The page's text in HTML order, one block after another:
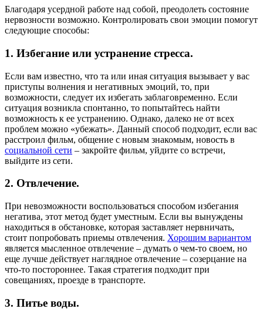
Благодаря усердной работе над собой, преодолеть состояние
нервозности возможно. Контролировать свои эмоции помогут
следующие способы:
1. Избегание или устранение стресса.
Если вам известно, что та или иная ситуация вызывает у вас
приступы волнения и негативных эмоций, то, при
возможности, следует их избегать заблаговременно. Если
ситуация возникла спонтанно, то попытайтесь найти
возможность к ее устранению. Однако, далеко не от всех
проблем можно «убежать». Данный способ подходит, если вас
расстроил фильм, общение с новым знакомым, новость в
социальной сети – закройте фильм, уйдите со встречи,
выйдите из сети.
2. Отвлечение.
При невозможности воспользоваться способом избегания
негатива, этот метод будет уместным. Если вы вынуждены
находиться в обстановке, которая заставляет нервничать,
стоит попробовать приемы отвлечения. Хорошим вариантом
является мысленное отвлечение – думать о чем-то своем, но
еще лучше действует наглядное отвлечение – созерцание на
что-то постороннее. Такая стратегия подходит при
совещаниях, проезде в транспорте.
3. Питье воды.